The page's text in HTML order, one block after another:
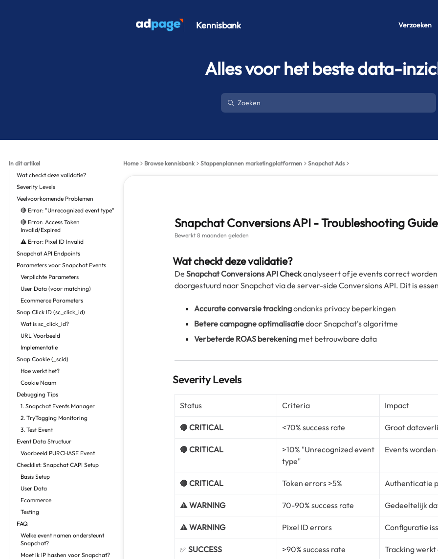
Kennisbank Verzoeken
Alles voor het beste data-
In dit artikel
Wat checkt deze validatie?
Severity Levels
Veelvoorkomende Problemen
🔴 Error: "Unrecognized event type"
🔴 Error: Access Token
Invalid/Expired
⚠️ Error: Pixel ID Invalid
Snapchat API Endpoints
Parameters voor Snapchat Events
Verplichte Parameters
User Data (voor matching)
Ecommerce Parameters
Snap Click ID (sc_click_id)
Wat is sc_click_id?
URL Voorbeeld
Implementatie
Snap Cookie (_scid)
Hoe werkt het?
Cookie Naam
Debugging Tips
1. Snapchat Events Manager
2. TryTagging Monitoring
3. Test Event
Event Data Structuur
Voorbeeld PURCHASE Event
Checklist: Snapchat CAPI Setup
Basis Setup
User Data
Ecommerce
Testing
FAQ
Welke event namen ondersteunt
Snapchat?
Moet ik IP hashen voor Snapchat?
Home Browse kennisbank Stappenplannen marketingplatformen Snapchat Ads
Snapchat Conversions API - Troubleshooting Guide
Bewerkt 8 maanden geleden
Wat checkt deze validatie?
De Snapchat Conversions API Checkanalyseert of je events correct worden
doorgestuurd naar Snapchat via de server-side Conversions API. Dit is
Accurate conversie trackingondanks privacy beperkingen
Betere campagne optimalisatiedoor Snapchat's algoritme
Verbeterde ROAS berekening met betrouwbare data
Severity Levels
Status Criteria Impact
🔴 CRITICAL <70% success rate Groot
🔴 CRITICAL
>10% "Unrecognized event
type"
Events
🔴 CRITICAL Token errors >5% Authenticatie
⚠️WARNING 70-90% success rate Gedeeltelijk
⚠️WARNING Pixel ID errors Configuratie
✅ SUCCESS >90% success rate Tracking